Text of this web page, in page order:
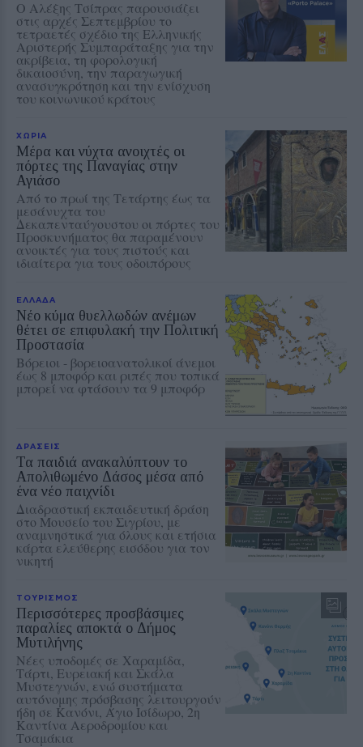
Ο Αλέξης Τσίπρας παρουσιάζει
στις αρχές Σεπτεμβρίου το
τετραετές σχέδιο της Ελληνικής
Αριστερής Συμπαράταξης για την
ακρίβεια, τη φορολογική
δικαιοσύνη, την παραγωγική
ανασυγκρότηση και την ενίσχυση
του κοινωνικού κράτους
ΧΩΡΙΑ
Μέρα και νύχτα ανοιχτές οι
πόρτες της Παναγίας στην
Αγιάσο
Από το πρωί της Τετάρτης έως τα
μεσάνυχτα του
Δεκαπενταύγουστου οι πόρτες του
Προσκυνήματος θα παραμένουν
ανοικτές για τους πιστούς και
ιδιαίτερα για τους οδοιπόρους
ΕΛΛΑΔΑ
Νέο κύμα θυελλωδών ανέμων
θέτει σε επιφυλακή την Πολιτική
Προστασία
Βόρειοι - βορειοανατολικοί άνεμοι
έως 8 μποφόρ και ριπές που τοπικά
μπορεί να φτάσουν τα 9 μποφόρ
ΔΡΑΣΕΙΣ
Τα παιδιά ανακαλύπτουν το
Απολιθωμένο Δάσος μέσα από
ένα νέο παιχνίδι
Διαδραστική εκπαιδευτική δράση
στο Μουσείο του Σιγρίου, με
αναμνηστικά για όλους και ετήσια
κάρτα ελεύθερης εισόδου για τον
νικητή
ΤΟΥΡΙΣΜΟΣ
Περισσότερες προσβάσιμες
παραλίες αποκτά ο Δήμος
Μυτιλήνης
Νέες υποδομές σε Χαραμίδα,
Τάρτι, Ευρειακή και Σκάλα
Μυστεγνών, ενώ συστήματα
αυτόνομης πρόσβασης λειτουργούν
ήδη σε Κανόνι, Άγιο Ισίδωρο, 2η
Καντίνα Αεροδρομίου και
Τσαμάκια